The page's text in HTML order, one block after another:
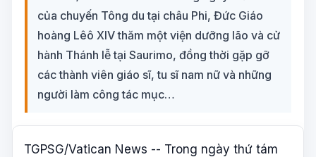
của chuyến Tông du tại châu Phi, Đức Giáo
hoàng Lêô XIV thăm một viện dưỡng lão và cử
hành Thánh lễ tại Saurimo, đồng thời gặp gỡ
các thành viên giáo sĩ, tu sĩ nam nữ và những
người làm công tác mục…
TGPSG/Vatican News -- Trong ngày thứ tám